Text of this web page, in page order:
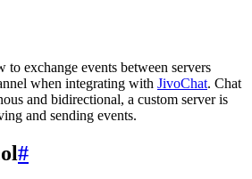
to exchange events between servers
when integrating with JivoChat. Chat
and bidirectional, a custom server is
and sending events.
#